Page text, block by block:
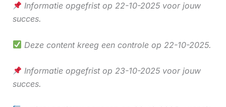
Informatie opgefrist op 22-10-2025 voor jouw
succes.
Deze content kreeg een controle op 22-10-2025.
Informatie opgefrist op 23-10-2025 voor jouw
succes.